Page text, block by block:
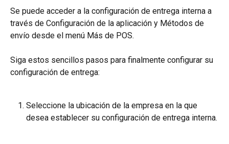
Se puede acceder a la configuración de entrega interna a
través de Configuración de la aplicación y Métodos de
envío desde el menú Más de POS.
Siga estos sencillos pasos para finalmente configurar su
configuración de entrega:
Seleccione la ubicación de la empresa en la que
desea establecer su configuración de entrega interna.